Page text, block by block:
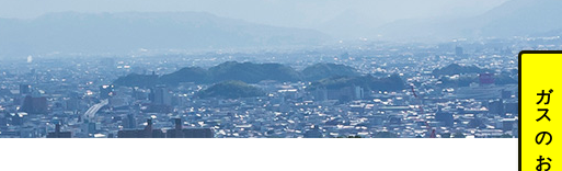
ガスのお手続き